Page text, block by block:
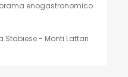
enogastronomico
Stabiese - Monti Lattari